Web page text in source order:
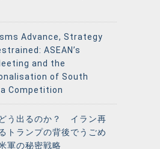
Advance, Strategy
ASEAN’s
and the
of South
Competition
う出るのか？ イラン再
トランプの背後でうごめ
軍の秘密戦略